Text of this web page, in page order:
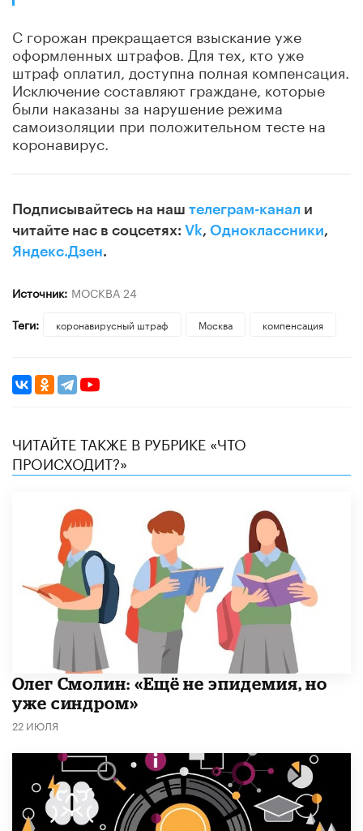
C горожан прекращается взыскание уже
оформленных штрафов. Для тех, кто уже
штраф оплатил, доступна полная компенсация.
Исключение составляют граждане, которые
были наказаны за нарушение режима
самоизоляции при положительном тесте на
коронавирус.
Подписывайтесь на наш телеграм-канал и
читайте нас в соцсетях: Vk, Одноклассники,
Яндекс.Дзен.
Источник: МОСКВА 24
Теги:
коронавирусный штраф Москва компенсация
ЧИТАЙТЕ ТАКЖЕ В РУБРИКЕ «ЧТО
ПРОИСХОДИТ?»
​Олег Смолин: «Ещё не эпидемия, но
уже синдром»
22 ИЮЛЯ